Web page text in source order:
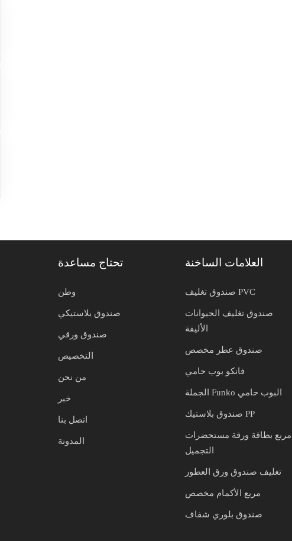
تحتاج مساعدة
وطن
صندوق بلاستيكي
صندوق ورقي
التخصيص
من نحن
خبر
اتصل بنا
المدونة
العلامات الساخنة
صندوق تغليف PVC
صندوق تغليف الحيوانات
الأليفة
صندوق عطر مخصص
فانكو بوب حامي
الجملة Funko البوب حامي
صندوق بلاستيك PP
مربع بطاقة ورقة مستحضرات
التجميل
تغليف صندوق ورق العطور
مربع الأكمام مخصص
صندوق بلوري شفاف